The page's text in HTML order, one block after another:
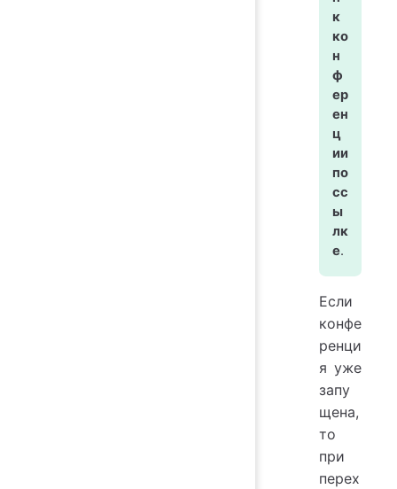
к
ко
н
ф
ер
ен
ц
ии
по
сс
ы
лк
е.
Если
конфе
ренци
я уже
запу
щена,
то
при
перех